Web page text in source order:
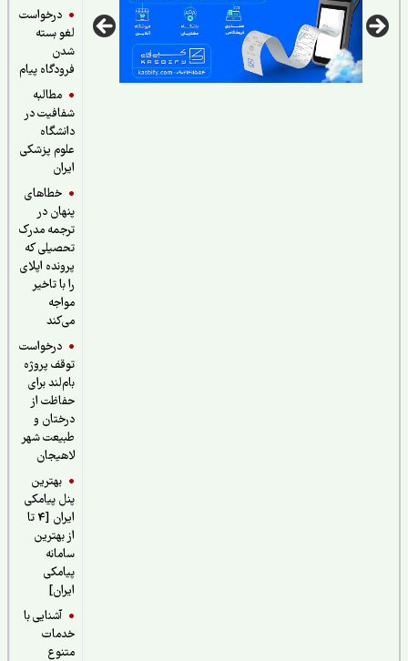
درخواست
لغو بسته
فرودگاه پیام
مطالبه
شفافیت در
دانشگاه
علوم پزشکی
خطاهای
پنهان در
ترجمه مدرک
تحصیلی که
پرونده اپلای
را با تاخیر
درخواست
توقف پروژه
بام‌لند برای
حفاظت از
درختان و
طبیعت شهر
لاهیجان
بهترین
پنل پیامکی
ایران [4 تا
از بهترین
سامانه
پیامکی
آشنایی با
خدمات